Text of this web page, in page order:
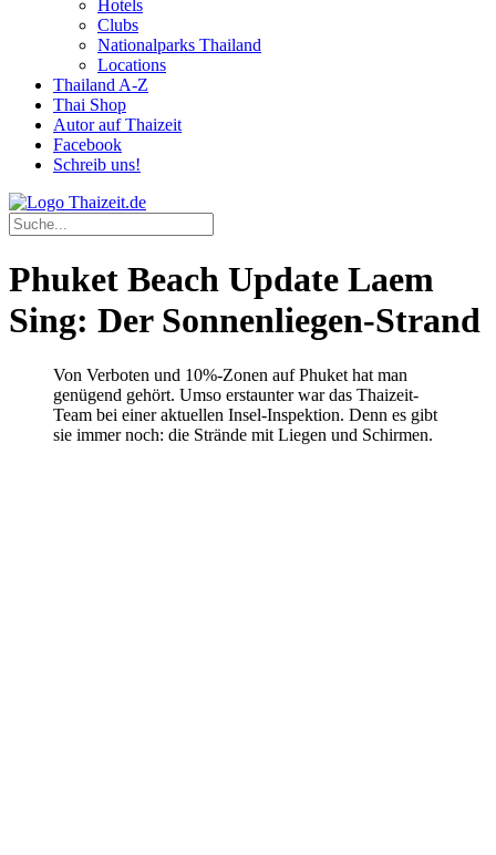
Hotels
Clubs
Nationalparks Thailand
Locations
Thailand A-Z
Thai Shop
Autor auf Thaizeit
Facebook
Schreib uns!
Phuket Beach Update Laem
Sing: Der Sonnenliegen-Strand
Von Verboten und 10%-Zonen auf Phuket hat man
genügend gehört. Umso erstaunter war das Thaizeit-
Team bei einer aktuellen Insel-Inspektion. Denn es gibt
sie immer noch: die Strände mit Liegen und Schirmen.